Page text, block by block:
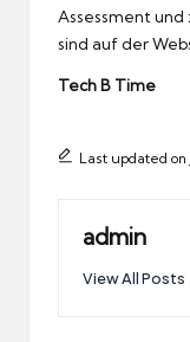
Assessment
sind auf der
Tech B Time
Last updated on
admin
View All Posts